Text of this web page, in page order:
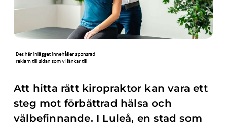
Att hitta rätt kiropraktor kan vara ett
steg mot förbättrad hälsa och
välbefinnande. I Luleå, en stad som